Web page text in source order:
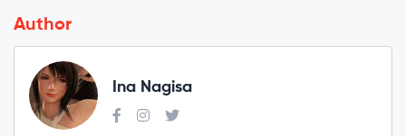
Author
Ina Nagisa